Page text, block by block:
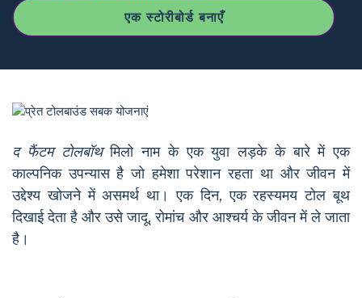
एक स्टोरीबोर्ड बनाएँ
द फैंटम टोलबॉथमिलो नाम के एक युवा लड़के के बारे में एक
काल्पनिक उपन्यास है जो हमेशा परेशान रहता था और जीवन में
उद्देश्य खोजने में असमर्थ था। एक दिन, एक रहस्यमय टोल बूथ
दिखाई देता है और उसे जादू, रोमांच और आश्चर्य के जीवन में ले जाता
है।